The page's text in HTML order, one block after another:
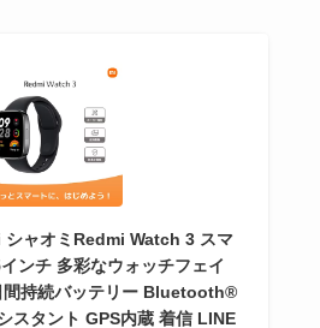
シャオミRedmi Watch 3 スマ
ンチ 多彩なウォッチフェイ
間持続バッテリー Bluetooth®
スタント GPS内蔵 着信 LINE